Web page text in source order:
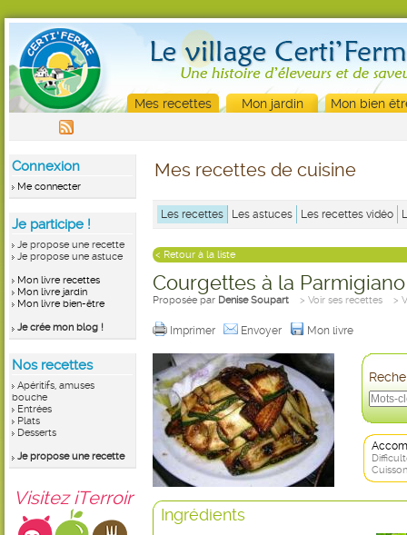
Mes recettes Mon jardin Mon bien
Connexion
Me connecter
Je participe !
Je propose une recette
Je propose une astuce
Mon livre recettes
Mon livre jardin
Mon livre bien-être
Je crée mon blog !
Nos recettes
Apéritifs, amuses
bouche
Entrées
Plats
Desserts
Je propose une recette
Visitez iTerroir
Mes recettes de cuisine
Les recettes Les astuces Les recettes vidéo
< Retour à la liste
Courgettes à la Parmigiano
Proposée par Denise Soupart > Voir ses recettes >
Imprimer Envoyer Mon livre
Ingrédients